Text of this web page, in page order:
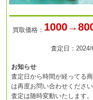
買取価格：
査定日：2024/
お知らせ
査定日から時間が経ってる
は再度お問い合わせください
査定は随時変動いたします